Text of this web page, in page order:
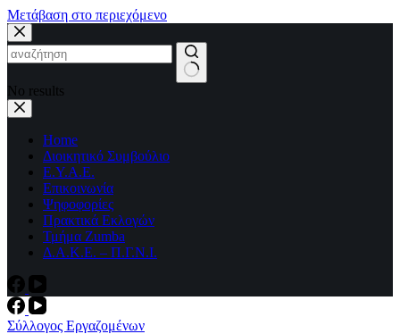
Μετάβαση στο περιεχόμενο
No results
Home
Διοικητικό Συμβούλιο
Ε.Υ.Α.Ε.
Επικοινωνία
Ψηφοφορίες
Πρακτικά Εκλογών
Τμήμα Zumba
Δ.Α.Κ.Ε. – Π.Γ.Ν.Ι.
Σύλλογος Εργαζομένων